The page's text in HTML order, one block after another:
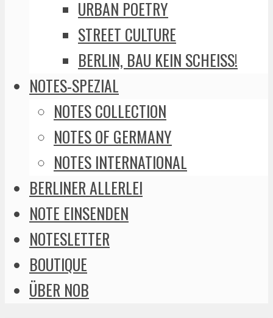
URBAN POETRY
STREET CULTURE
BERLIN, BAU KEIN SCHEISS!
NOTES-SPEZIAL
NOTES COLLECTION
NOTES OF GERMANY
NOTES INTERNATIONAL
BERLINER ALLERLEI
NOTE EINSENDEN
NOTESLETTER
BOUTIQUE
ÜBER NOB